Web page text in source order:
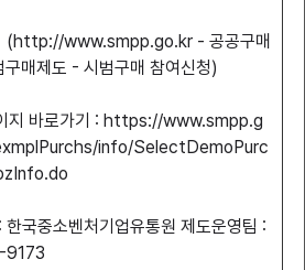
- 공공구매
매제도 - 시범구매 참여신청)
지 바로가기 : https://www.smpp.g
info/SelectDemoPurc
국중소벤처기업유통원 제도운영팀 :